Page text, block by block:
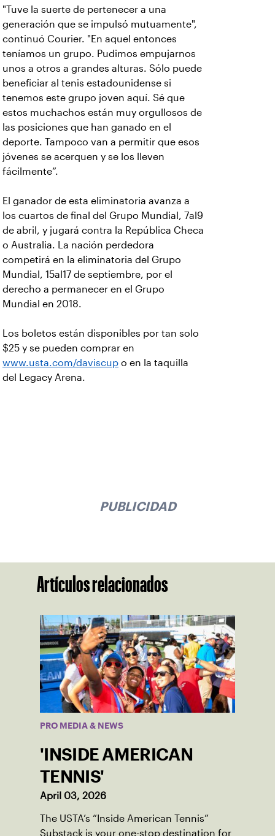
"Tuve la suerte de pertenecer a una
generación que se impulsó mutuamente",
continuó Courier. "En aquel entonces
teníamos un grupo. Pudimos empujarnos
unos a otros a grandes alturas. Sólo puede
beneficiar al tenis estadounidense si
tenemos este grupo joven aquí. Sé que
estos muchachos están muy orgullosos de
las posiciones que han ganado en el
deporte. Tampoco van a permitir que esos
jóvenes se acerquen y se los lleven
fácilmente”.
El ganador de esta eliminatoria avanza a
los cuartos de final del Grupo Mundial, 7al9
de abril, y jugará contra la República Checa
o Australia. La nación perdedora
competirá en la eliminatoria del Grupo
Mundial, 15al17 de septiembre, por el
derecho a permanecer en el Grupo
Mundial en 2018.
Los boletos están disponibles por tan solo
$25 y se pueden comprar en
www.usta.com/daviscup o en la taquilla
del Legacy Arena.
PUBLICIDAD
Artículos relacionados
PRO MEDIA & NEWS
'INSIDE AMERICAN
TENNIS'
April 03, 2026
The USTA’s “Inside American Tennis”
Substack is your one-stop destination for